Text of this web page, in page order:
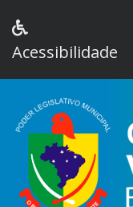
Acessibilidade